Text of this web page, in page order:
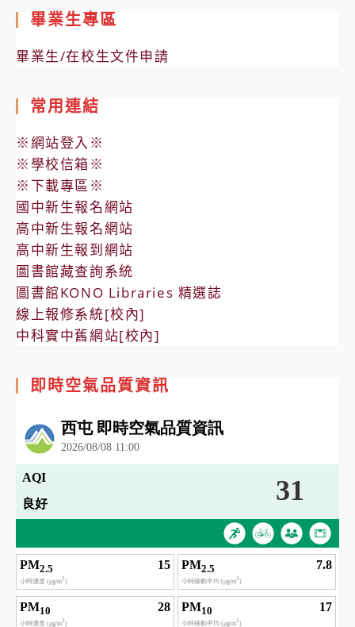
畢業生專區
畢業生/在校生文件申請
常用連結
※網站登入※
※學校信箱※
※下載專區※
國中新生報名網站
高中新生報名網站
高中新生報到網站
圖書館藏查詢系統
圖書館KONO Libraries 精選誌
線上報修系統[校內]
中科實中舊網站[校內]
即時空氣品質資訊